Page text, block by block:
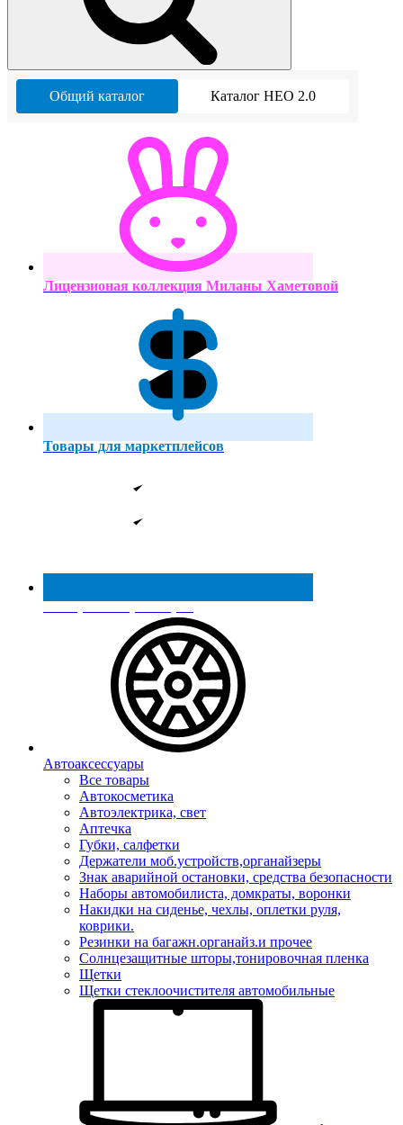
Общий каталог Каталог НЕО 2.0
Лицензионая коллекция Миланы Хаметовой
Товары для маркетплейсов
Реестр МинПромТорга
Автоаксессуары
Все товары
Автокосметика
Автоэлектрика, свет
Аптечка
Губки, салфетки
Держатели моб.устройств,органайзеры
Знак аварийной остановки, средства безопасности
Наборы автомобилиста, домкраты, воронки
Накидки на сиденье, чехлы, оплетки руля,
коврики.
Резинки на багажн.органайз.и прочее
Солнцезащитные шторы,тонировочная пленка
Щетки
Щетки стеклоочистителя автомобильные